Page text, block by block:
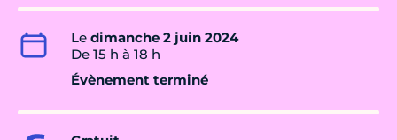
Le dimanche 2 juin 2024
De 15 h à 18 h
Évènement terminé